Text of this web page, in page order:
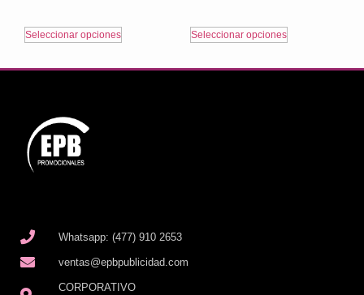
Seleccionar opciones Seleccionar opciones
Whatsapp: (477) 910 2653
ventas@epbpublicidad.com
CORPORATIVO